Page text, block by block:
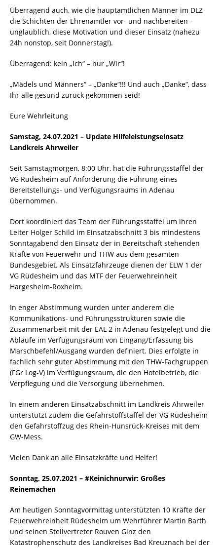
Überragend auch, wie die hauptamtlichen Männer im DLZ
die Schichten der Ehrenamtler vor- und nachbereiten –
unglaublich, diese Motivation und dieser Einsatz (nahezu
24h nonstop, seit Donnerstag!).
Überragend: kein „Ich“ – nur „Wir“!
„Mädels und Männers“ – „Danke“!!! Und auch „Danke“, dass
Ihr alle gesund zurück gekommen seid!
Eure Wehrleitung
Samstag, 24.07.2021 – Update Hilfeleistungseinsatz
Landkreis Ahrweiler
Seit Samstagmorgen, 8:00 Uhr, hat die Führungsstaffel der
VG Rüdesheim auf Anforderung die Führung eines
Bereitstellungs- und Verfügungsraums in Adenau
übernommen.
Dort koordiniert das Team der Führungsstaffel um ihren
Leiter Holger Schild im Einsatzabschnitt 3 bis mindestens
Sonntagabend den Einsatz der in Bereitschaft stehenden
Kräfte von Feuerwehr und THW aus dem gesamten
Bundesgebiet. Als Einsatzfahrzeuge dienen der ELW 1 der
VG Rüdesheim und das MTF der Feuerwehreinheit
Hargesheim-Roxheim.
In enger Abstimmung wurden unter anderem die
Kommunikations- und Führungsstrukturen sowie die
Zusammenarbeit mit der EAL 2 in Adenau festgelegt und die
Abläufe im Verfügungsraum von Eingang/Erfassung bis
Marschbefehl/Ausgang wurden definiert. Dies erfolgte in
fachlich sehr guter Abstimmung mit den THW-Fachgruppen
(FGr Log-V) im Verfügungsraum, die den Hotelbetrieb, die
Verpflegung und die Versorgung übernehmen.
In einem anderen Einsatzabschnitt im Landkreis Ahrweiler
unterstützt zudem die Gefahrstoffstaffel der VG Rüdesheim
den Gefahrstoffzug des Rhein-Hunsrück-Kreises mit dem
GW-Mess.
Vielen Dank an alle Einsatzkräfte und Helfer!
Sonntag, 25.07.2021 – #Keinichnurwir: Großes
Reinemachen
Am heutigen Sonntagvormittag unterstützten 10 Kräfte der
Feuerwehreinheit Rüdesheim um Wehrführer Martin Barth
und seinen Stellvertreter Rouven Ginz den
Katastrophenschutz des Landkreises Bad Kreuznach bei der